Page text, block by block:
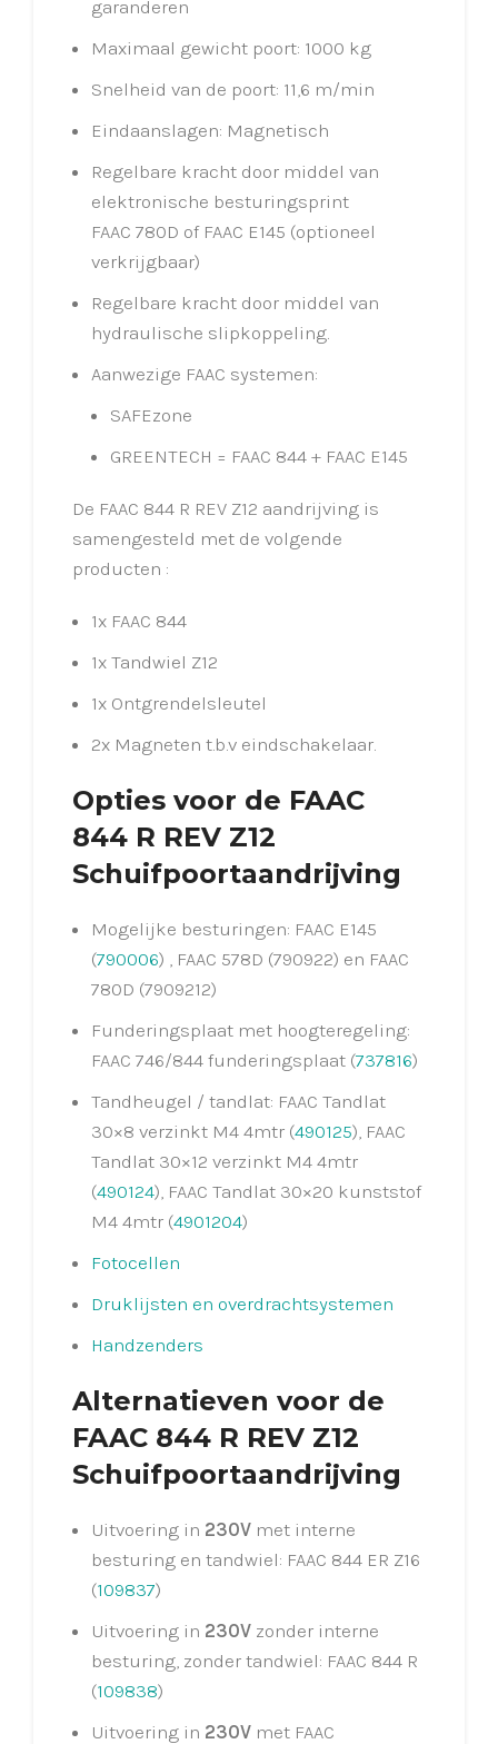
garanderen
Maximaal gewicht poort: 1000 kg
Snelheid van de poort: 11,6 m/min
Eindaanslagen: Magnetisch
Regelbare kracht door middel van
elektronische besturingsprint
FAAC 780D of FAAC E145 (optioneel
verkrijgbaar)
Regelbare kracht door middel van
hydraulische slipkoppeling.
Aanwezige FAAC systemen:
SAFEzone
GREENTECH = FAAC 844 + FAAC E145
De FAAC 844 R REV Z12 aandrijving is
samengesteld met de volgende
producten :
1x FAAC 844
1x Tandwiel Z12
1x Ontgrendelsleutel
2x Magneten t.b.v eindschakelaar.
Opties voor de FAAC
844 R REV Z12
Schuifpoortaandrijving
Mogelijke besturingen: FAAC E145
(790006) , FAAC 578D (790922) en FAAC
780D (7909212)
Funderingsplaat met hoogteregeling:
FAAC 746/844 funderingsplaat (737816)
Tandheugel / tandlat: FAAC Tandlat
30×8 verzinkt M4 4mtr (490125), FAAC
Tandlat 30×12 verzinkt M4 4mtr
(490124), FAAC Tandlat 30×20 kunststof
M4 4mtr (4901204)
Fotocellen
Druklijsten en overdrachtsystemen
Handzenders
Alternatieven voor de
FAAC 844 R REV Z12
Schuifpoortaandrijving
Uitvoering in 230V met interne
besturing en tandwiel: FAAC 844 ER Z16
(109837)
Uitvoering in 230V zonder interne
besturing, zonder tandwiel: FAAC 844 R
(109838)
Uitvoering in 230V met FAAC